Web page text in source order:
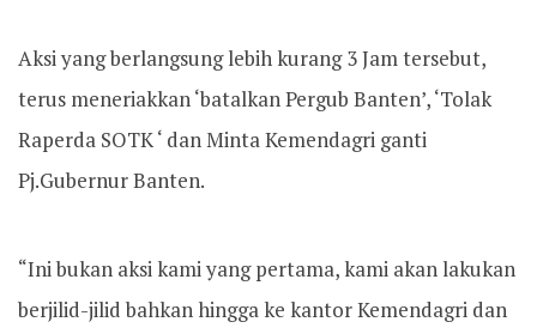
Aksi yang berlangsung lebih kurang 3 Jam tersebut,
terus meneriakkan ‘batalkan Pergub Banten’, ‘Tolak
Raperda SOTK ‘ dan Minta Kemendagri ganti
Pj.Gubernur Banten.
“Ini bukan aksi kami yang pertama, kami akan lakukan
berjilid-jilid bahkan hingga ke kantor Kemendagri dan